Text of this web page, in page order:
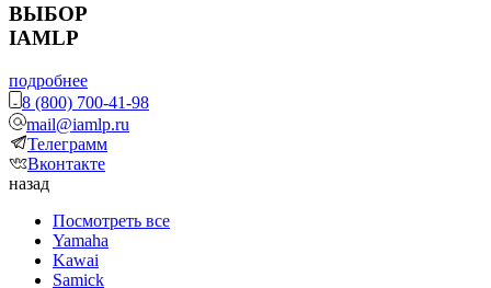
ВЫБОР
IAMLP
подробнее
8 (800) 700-41-98
mail@iamlp.ru
Телеграмм
Вконтакте
назад
Посмотреть все
Yamaha
Kawai
Samick